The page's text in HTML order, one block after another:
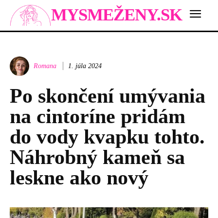
MYSMEŽENY.SK
Romana 1. júla 2024
Po skončení umývania
na cintoríne pridám
do vody kvapku tohto.
Náhrobný kameň sa
leskne ako nový